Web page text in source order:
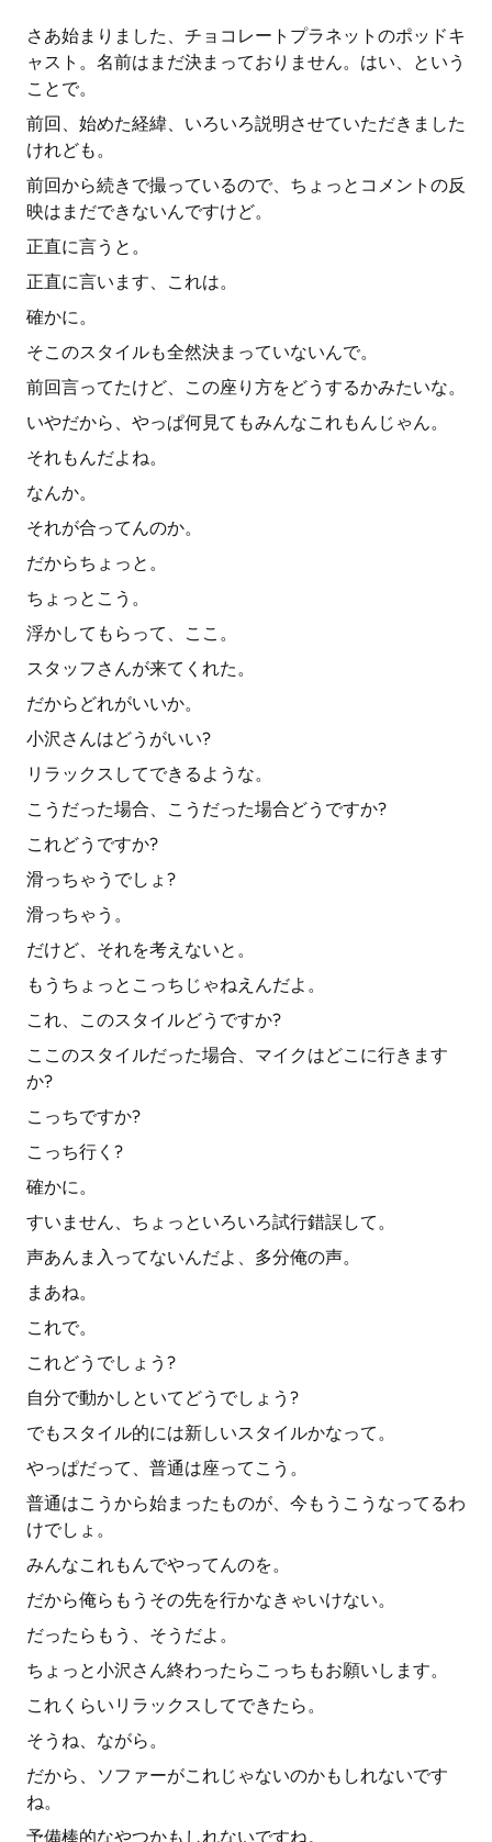
さあ始まりました、チョコレートプラネットのポッドキ
ャスト。名前はまだ決まっておりません。はい、という
ことで。
前回、始めた経緯、いろいろ説明させていただきました
けれども。
前回から続きで撮っているので、ちょっとコメントの反
映はまだできないんですけど。
正直に言うと。
正直に言います、これは。
確かに。
そこのスタイルも全然決まっていないんで。
前回言ってたけど、この座り方をどうするかみたいな。
いやだから、やっぱ何見てもみんなこれもんじゃん。
それもんだよね。
なんか。
それが合ってんのか。
だからちょっと。
ちょっとこう。
浮かしてもらって、ここ。
スタッフさんが来てくれた。
だからどれがいいか。
小沢さんはどうがいい?
リラックスしてできるような。
こうだった場合、こうだった場合どうですか?
これどうですか?
滑っちゃうでしょ?
滑っちゃう。
だけど、それを考えないと。
もうちょっとこっちじゃねえんだよ。
これ、このスタイルどうですか?
ここのスタイルだった場合、マイクはどこに行きます
か?
こっちですか?
こっち行く?
確かに。
すいません、ちょっといろいろ試行錯誤して。
声あんま入ってないんだよ、多分俺の声。
まあね。
これで。
これどうでしょう?
自分で動かしといてどうでしょう?
でもスタイル的には新しいスタイルかなって。
やっぱだって、普通は座ってこう。
普通はこうから始まったものが、今もうこうなってるわ
けでしょ。
みんなこれもんでやってんのを。
だから俺らもうその先を行かなきゃいけない。
だったらもう、そうだよ。
ちょっと小沢さん終わったらこっちもお願いします。
これくらいリラックスしてできたら。
そうね、ながら。
だから、ソファーがこれじゃないのかもしれないです
ね。
予備棒的なやつかもしれないですね。